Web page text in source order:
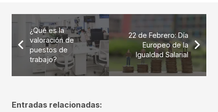
¿Qué es la
valoración de
puestos de
trabajo?
22 de Febrero: Día
Europeo de la
Igualdad Salarial
Entradas relacionadas: